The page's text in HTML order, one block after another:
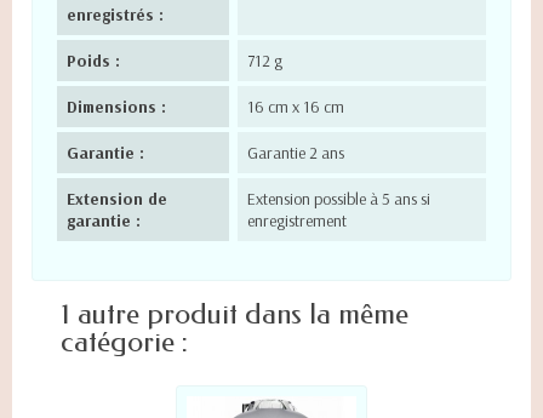
enregistrés :
Poids : 712 g
Dimensions : 16 cm x 16 cm
Garantie : Garantie 2 ans
Extension de
garantie :
Extension possible à 5 ans si
enregistrement
1 autre produit dans la même
catégorie :